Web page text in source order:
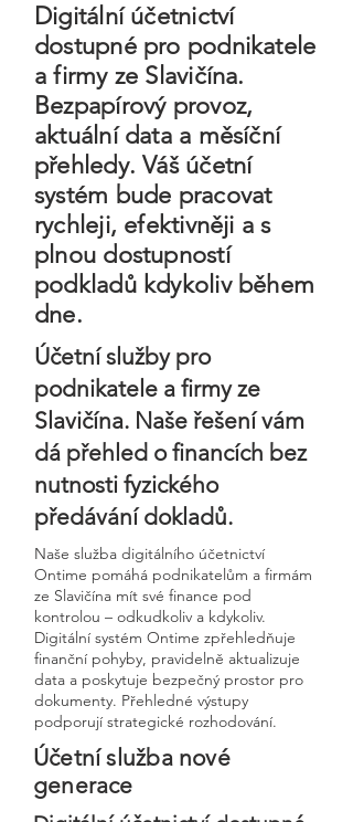
Digitální účetnictví
dostupné pro podnikatele
a firmy ze Slavičína.
Bezpapírový provoz,
aktuální data a měsíční
přehledy. Váš účetní
systém bude pracovat
rychleji, efektivněji a s
plnou dostupností
podkladů kdykoliv během
dne.
Účetní služby pro
podnikatele a firmy ze
Slavičína. Naše řešení vám
dá přehled o financích bez
nutnosti fyzického
předávání dokladů.
Naše služba digitálního účetnictví
Ontime pomáhá podnikatelům a firmám
ze Slavičína mít své finance pod
kontrolou – odkudkoliv a kdykoliv.
Digitální systém Ontime zpřehledňuje
finanční pohyby, pravidelně aktualizuje
data a poskytuje bezpečný prostor pro
dokumenty. Přehledné výstupy
podporují strategické rozhodování.
Účetní služba nové
generace